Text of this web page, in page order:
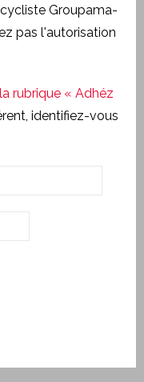
Groupama-
pas l'autorisation
la rubrique « Adhéz
identifiez-vous